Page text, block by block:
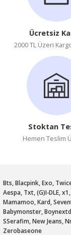
Ücretsiz
2000 TL Üzeri
Stoktan
Hemen Teslim
Bts, Blacpink, Exo,
Aespa, Txt, (G)I-DLE,
Mamamoo, Kard,
Babymonster,
SSerafim, New Jeans,
Zerobaseone